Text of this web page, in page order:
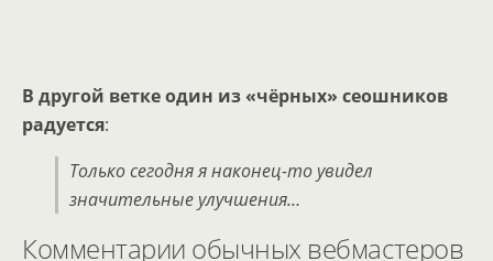
В другой ветке один из «чёрных» сеошников
радуется:
Только сегодня я наконец-то увидел
значительные улучшения…
Комментарии обычных вебмастеров